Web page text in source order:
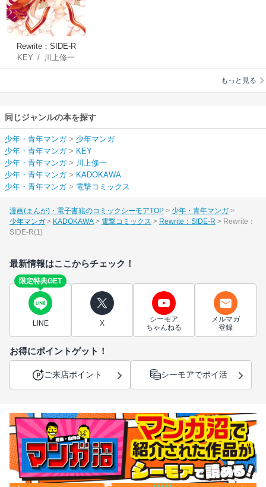
Rewrite：SIDE-R
KEY / 川上修一
もっと見る
同じジャンルの本を探す
少年・青年マンガ> 少年マンガ
少年・青年マンガ> KEY
少年・青年マンガ> 川上修一
少年・青年マンガ> KADOKAWA
少年・青年マンガ> 電撃コミックス
漫画(まんが)・電子書籍のコミックシーモアTOP
少年・青年マンガ
少年マンガ
KADOKAWA 電撃コミックス Rewrite：SIDE-R
Rewrite：
SIDE-R(1)
最新情報はここからチェック！
限定特典GET
LINE X
シーモア
ちゃんねる
メルマガ
登録
お得にポイントゲット！
ご来店ポイント シーモアでポイ活